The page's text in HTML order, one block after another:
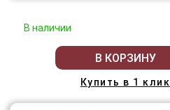
В наличии
В КОРЗИНУ
Купить в 1 клик